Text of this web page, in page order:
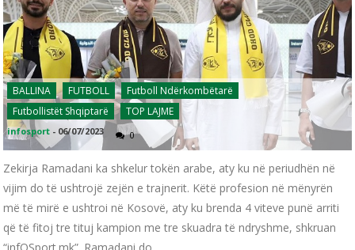
BALLINA FUTBOLL
Futboll Ndërkombëtarë
Futbollistët Shqiptarë
TOP LAJME
infosport - 06/07/2023 0
Zekirja Ramadani ka shkelur tokën arabe, aty ku në periudhën në
vijim do të ushtrojë zejën e trajnerit. Këtë profesion në mënyrën
më të mirë e ushtroi në Kosovë, aty ku brenda 4 viteve punë arriti
që të fitoj tre tituj kampion me tre skuadra të ndryshme, shkruan